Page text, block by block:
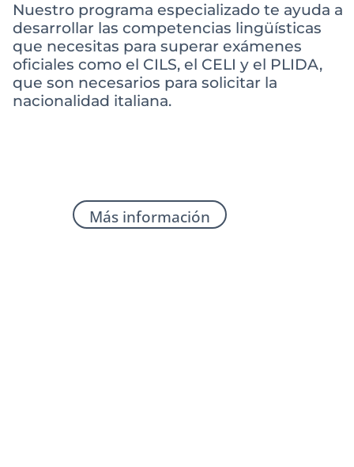
Nuestro programa especializado te ayuda a
desarrollar las competencias lingüísticas
que necesitas para superar exámenes
oficiales como el CILS, el CELI y el PLIDA,
que son necesarios para solicitar la
nacionalidad italiana.
Más información